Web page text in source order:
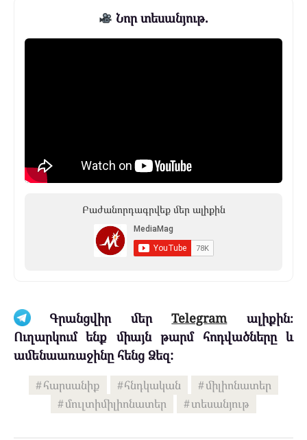
Նոր տեսանյութ.
Բաժանորդագրվեք մեր ալիքին
Գրանցվիր մերTelegramալիքին։
Ուղարկում ենք միայն թարմ հոդվածները և
ամենաառաջինը հենց Ձեզ:
հարսանիք հնդկական
միլիոնատեր
մուլտիմիլիոնատեր
տեսանյութ